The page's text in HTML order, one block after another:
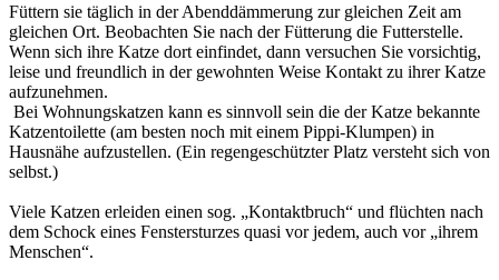
Füttern sie täglich in der Abenddämmerung zur gleichen Zeit am
gleichen Ort. Beobachten Sie nach der Fütterung die Futterstelle.
Wenn sich ihre Katze dort einfindet, dann versuchen Sie vorsichtig,
leise und freundlich in der gewohnten Weise Kontakt zu ihrer Katze
aufzunehmen.
Bei Wohnungskatzen kann es sinnvoll sein die der Katze bekannte
Katzentoilette (am besten noch mit einem Pippi-Klumpen) in
Hausnähe aufzustellen. (Ein regengeschützter Platz versteht sich von
selbst.)
Viele Katzen erleiden einen sog. „Kontaktbruch“ und flüchten nach
dem Schock eines Fenstersturzes quasi vor jedem, auch vor „ihrem
Menschen“.